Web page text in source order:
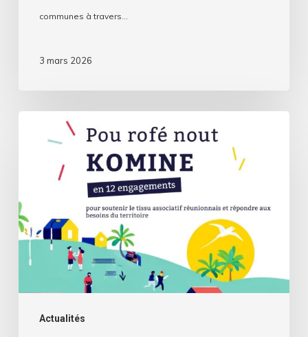
communes à travers…
3 mars 2026
Actualités
plaidoyer
municipales
2026